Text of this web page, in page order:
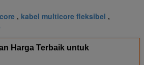
, kabel multicore fleksibel ,
Harga Terbaik untuk